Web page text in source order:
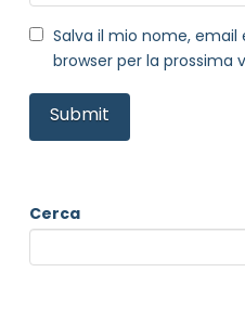
Salva il mio nome, email
browser per la
Cerca